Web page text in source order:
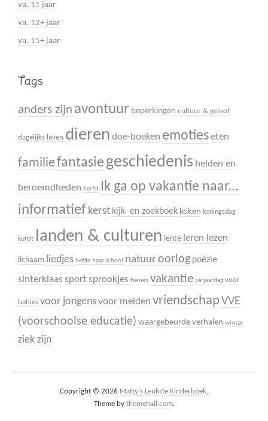
va. 11 jaar
va. 12+ jaar
va. 15+ jaar
Tags
anders zijn avontuur beperkingen cultuur & geloof
dagelijks leven dieren doe-boeken emotieseten
familiefantasie geschiedenis helden en
beroemdheden herfst Ik ga op vakantie naar...
informatief kerst kijk- en zoekboek koken koningsdag
kunst landen & culturen lente leren lezen
lichaam liedjes liefde naar school natuur oorlog poëzie
sinterklaas sport sprookjes tieners vakantie verjaardag voor
babies voor jongensvoor meiden vriendschapVVE
(voorschoolse educatie) waargebeurde verhalen winter
ziek zijn
Copyright © 2026 Matty's Leukste Kinderboek.
Theme by themehall.com.